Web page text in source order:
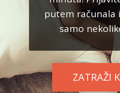
putem računala
samo
ZATRAŽI